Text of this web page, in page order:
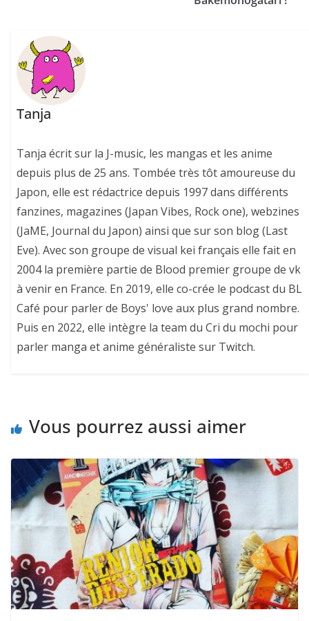
Tanja
Tanja écrit sur la J-music, les mangas et les anime
depuis plus de 25 ans. Tombée très tôt amoureuse du
Japon, elle est rédactrice depuis 1997 dans différents
fanzines, magazines (Japan Vibes, Rock one), webzines
(JaME, Journal du Japon) ainsi que sur son blog (Last
Eve). Avec son groupe de visual kei français elle fait en
2004 la première partie de Blood premier groupe de vk
à venir en France. En 2019, elle co-crée le podcast du BL
Café pour parler de Boys' love aux plus grand nombre.
Puis en 2022, elle intègre la team du Cri du mochi pour
parler manga et anime généraliste sur Twitch.
Vous pourrez aussi aimer